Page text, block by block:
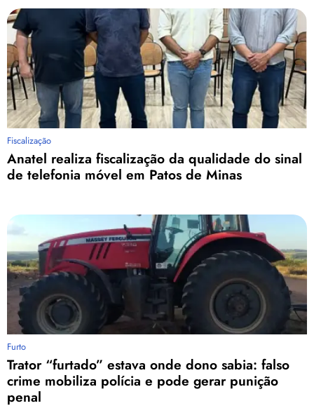
Fiscalização
Anatel realiza fiscalização da qualidade do sinal
de telefonia móvel em Patos de Minas
Furto
Trator “furtado” estava onde dono sabia: falso
crime mobiliza polícia e pode gerar punição
penal